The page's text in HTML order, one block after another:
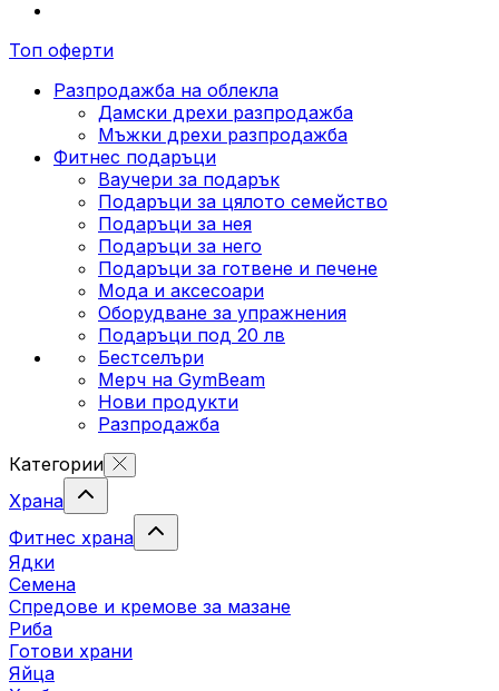
Топ оферти
Разпродажба на облекла
Дамски дрехи разпродажба
Мъжки дрехи разпродажба
Фитнес подаръци
Ваучери за подарък
Подаръци за цялото семейство
Подаръци за нея
Подаръци за него
Подаръци за готвене и печене
Мода и аксесоари
Оборудване за упражнения
Подаръци под 20 лв
Бестселъри
Мерч на GymBeam
Нови продукти
Разпродажба
Категории
Храна
Фитнес храна
Ядки
Семена
Спредове и кремове за мазане
Риба
Готови храни
Яйца